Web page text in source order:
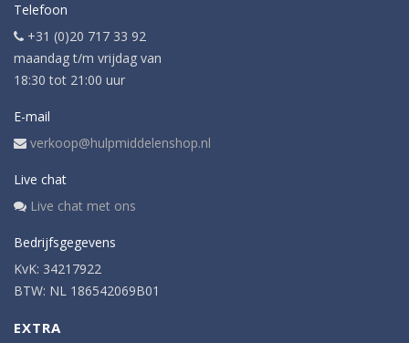
Telefoon
+31 (0)20 717 33 92
maandag t/m vrijdag van
18:30 tot 21:00 uur
E-mail
verkoop@hulpmiddelenshop.nl
Live chat
Live chat met ons
Bedrijfsgegevens
KvK: 34217922
BTW: NL 186542069B01
EXTRA